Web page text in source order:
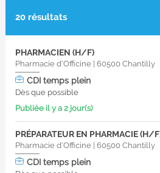
20 résultats
PHARMACIEN (H/F)
Pharmacie d'Officine |60500Chantilly
CDItemps plein
Dès que possible
Publiée il y a 2 jour(s)
PRÉPARATEUR EN PHARMACIE (H/
Pharmacie d'Officine |60500Chantilly
CDItemps plein